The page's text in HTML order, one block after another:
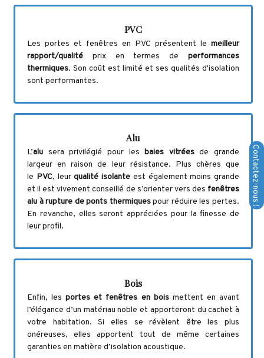
PVC
Les portes et fenêtres en PVC présentent le meilleur
rapport/qualité prix en termes de performances
thermiques. Son coût est limité et ses qualités d'isolation
sont performantes.
Alu
L’alu sera privilégié pour lesbaies vitréesde grande
largeur en raison de leur résistance. Plus chères que
le PVC, leurqualité isolante est également moins grande
et il est vivement conseillé de s’orienter vers des fenêtres
alu à rupture de ponts thermiquespour réduire les pertes.
En revanche, elles seront appréciées pour la finesse de
leur profil.
Bois
Enfin, lesportes et fenêtres en boismettent en avant
l’élégance d’un matériau noble et apporteront du cachet à
votre habitation. Si elles se révèlent être les plus
onéreuses, elles apportent tout de même certaines
garanties en matière d’isolation acoustique.